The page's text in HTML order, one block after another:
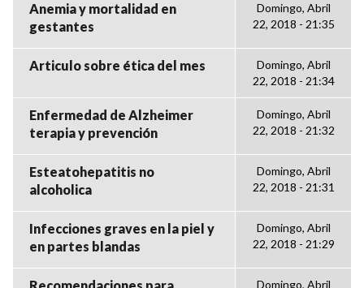
Anemia y mortalidad en
gestantes
Domingo, Abril
22, 2018 - 21:35
Articulo sobre ética del mes
Domingo, Abril
22, 2018 - 21:34
Enfermedad de Alzheimer
terapia y prevención
Domingo, Abril
22, 2018 - 21:32
Esteatohepatitis no
alcoholica
Domingo, Abril
22, 2018 - 21:31
Infecciones graves en la piel y
en partes blandas
Domingo, Abril
22, 2018 - 21:29
Domingo, Abril